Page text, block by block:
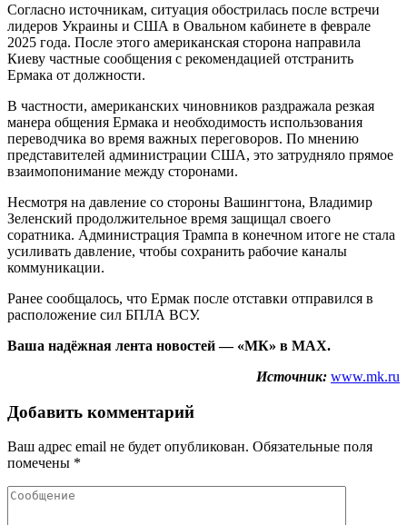
Согласно источникам, ситуация обострилась после встречи
лидеров Украины и США в Овальном кабинете в феврале
2025 года. После этого американская сторона направила
Киеву частные сообщения с рекомендацией отстранить
Ермака от должности.
В частности, американских чиновников раздражала резкая
манера общения Ермака и необходимость использования
переводчика во время важных переговоров. По мнению
представителей администрации США, это затрудняло прямое
взаимопонимание между сторонами.
Несмотря на давление со стороны Вашингтона, Владимир
Зеленский продолжительное время защищал своего
соратника. Администрация Трампа в конечном итоге не стала
усиливать давление, чтобы сохранить рабочие каналы
коммуникации.
Ранее сообщалось, что Ермак после отставки отправился в
расположение сил БПЛА ВСУ.
Ваша надёжная лента новостей — «МК» в MAX.
Источник: www.mk.ru
Добавить комментарий
Ваш адрес email не будет опубликован. Обязательные поля
помечены *